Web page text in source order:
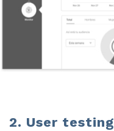
2. User testing